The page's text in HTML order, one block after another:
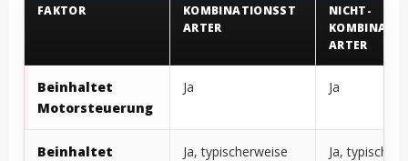
FAKTOR
KOMBINATIONSST
ARTER
NICHT-
ARTER
Beinhaltet
Motorsteuerung
Ja Ja
Beinhaltet
Ja, typischerweise
Ja,